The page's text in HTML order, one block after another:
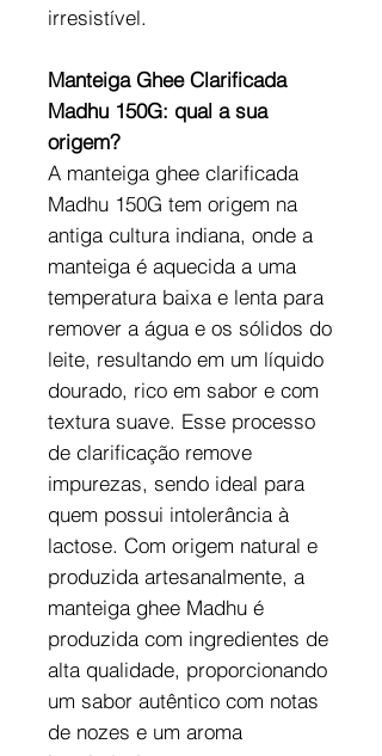
irresistível.
Manteiga Ghee Clarificada
Madhu 150G: qual a sua
origem?
A manteiga ghee clarificada
Madhu 150G tem origem na
antiga cultura indiana, onde a
manteiga é aquecida a uma
temperatura baixa e lenta para
remover a água e os sólidos do
leite, resultando em um líquido
dourado, rico em sabor e com
textura suave. Esse processo
de clarificação remove
impurezas, sendo ideal para
quem possui intolerância à
lactose. Com origem natural e
produzida artesanalmente, a
manteiga ghee Madhu é
produzida com ingredientes de
alta qualidade, proporcionando
um sabor autêntico com notas
de nozes e um aroma